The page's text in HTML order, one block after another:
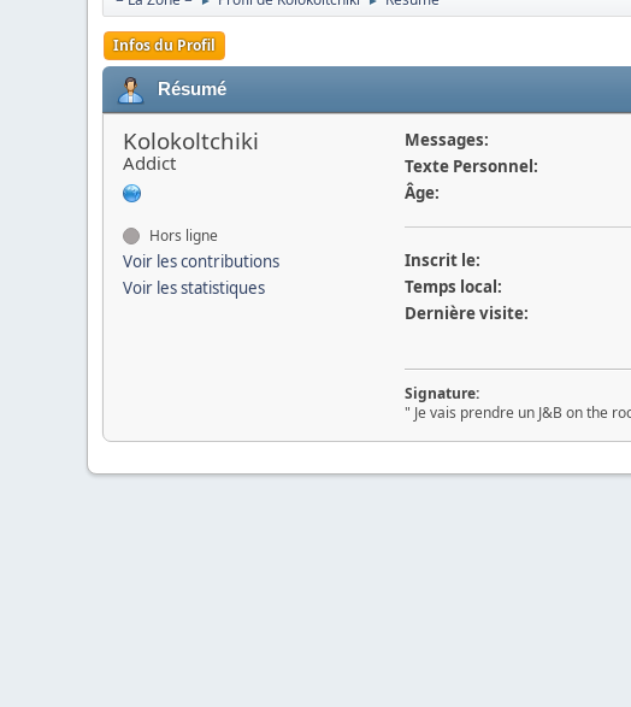
Infos du Profil
Résumé
Kolokoltchiki
Addict
Hors ligne
Voir les contributions
Voir les statistiques
Messages:
Texte Personnel:
Âge:
Inscrit le:
Temps local:
Dernière visite:
Signature:
" Je vais prendre un J&B on the